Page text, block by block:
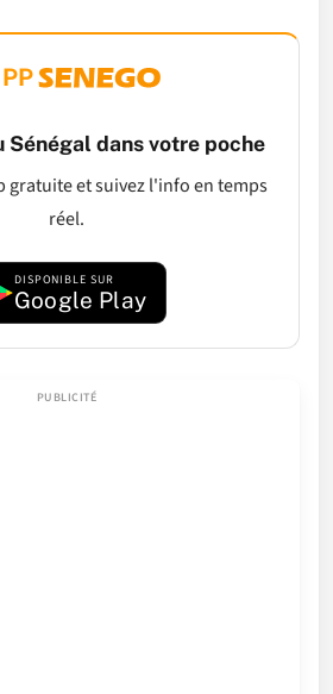
dans votre poche
gratuite et suivez l'info en temps
réel.
DISPONIBLE SUR
Google Play